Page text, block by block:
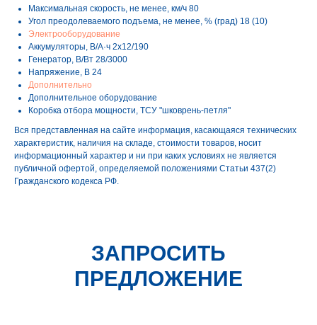
Максимальная скорость, не менее, км/ч 80
Угол преодолеваемого подъема, не менее, % (град) 18 (10)
Электрооборудование
Аккумуляторы, В/А·ч 2x12/190
Генератор, В/Вт 28/3000
Напряжение, B 24
Дополнительно
Дополнительное оборудование
Коробка отбора мощности, ТСУ "шковрень-петля"
Вся представленная на сайте информация, касающаяся технических
характеристик, наличия на складе, стоимости товаров, носит
информационный характер и ни при каких условиях не является
публичной офертой, определяемой положениями Статьи 437(2)
Гражданского кодекса РФ.
ЗАПРОСИТЬ
ПРЕДЛОЖЕНИЕ